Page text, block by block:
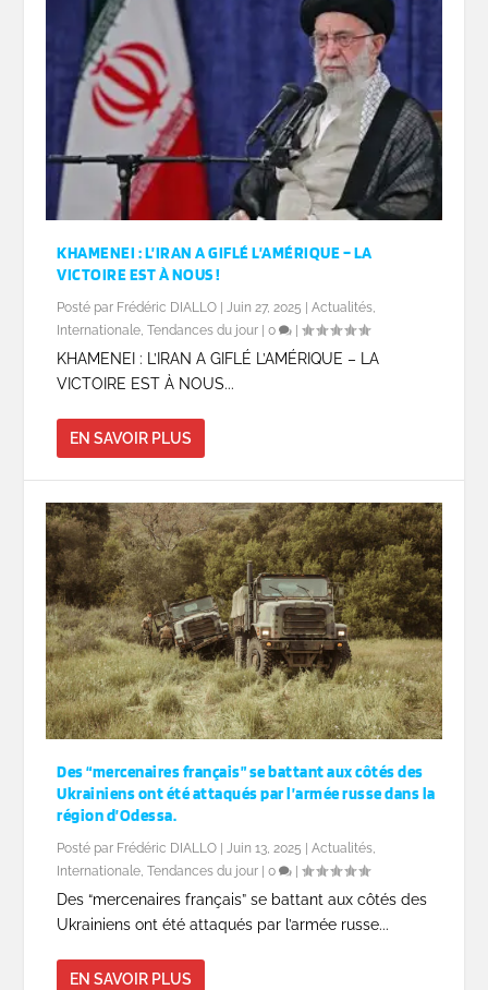
KHAMENEI : L’IRAN A GIFLÉ L’AMÉRIQUE – LA
VICTOIRE EST À NOUS !
Posté par Frédéric DIALLO | Juin 27, 2025 |Actualités
Internationale ,Tendances du jour |0 |
KHAMENEI : L’IRAN A GIFLÉ L’AMÉRIQUE – LA
VICTOIRE EST À NOUS...
EN SAVOIR PLUS
Des “mercenaires français” se battant aux côtés des
Ukrainiens ont été attaqués par l’armée russe dans la
région d’Odessa.
Posté par Frédéric DIALLO |Juin 13, 2025 |Actualités,
Internationale,Tendances du jour |0 |
Des “mercenaires français” se battant aux côtés des
Ukrainiens ont été attaqués par l’armée russe...
EN SAVOIR PLUS